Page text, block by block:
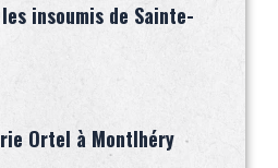
insoumis de Sainte-
Ortel à Montlhéry